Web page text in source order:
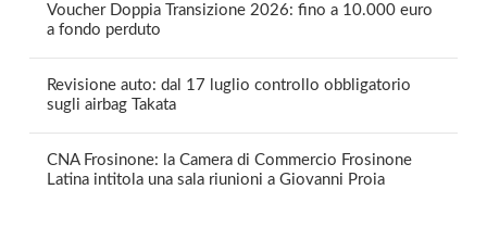
Voucher Doppia Transizione 2026: fino a 10.000 euro
a fondo perduto
Revisione auto: dal 17 luglio controllo obbligatorio
sugli airbag Takata
CNA Frosinone: la Camera di Commercio Frosinone
Latina intitola una sala riunioni a Giovanni Proia